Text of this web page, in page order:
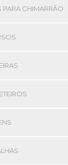
PARA CHIMARRÃO